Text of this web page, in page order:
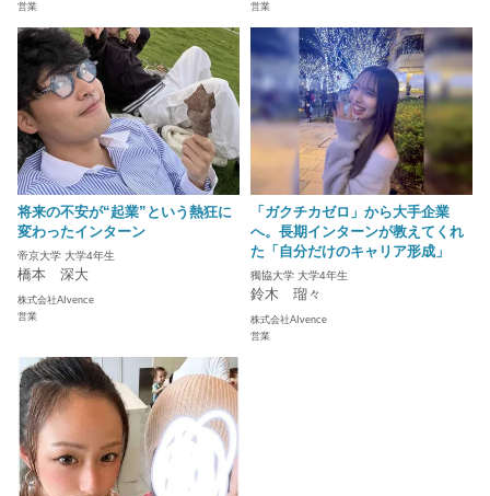
営業
営業
将来の不安が“起業”という熱狂に
変わったインターン
帝京大学 大学4年生
橋本 深大
株式会社AIvence
営業
「ガクチカゼロ」から大手企業
へ。長期インターンが教えてくれ
た「自分だけのキャリア形成」
獨協大学 大学4年生
鈴木 瑠々
株式会社AIvence
営業